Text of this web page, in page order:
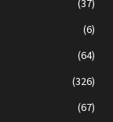
(6)
(64)
(326)
(67)